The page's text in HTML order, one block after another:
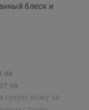
блеск и
на
на
сухую кожу за